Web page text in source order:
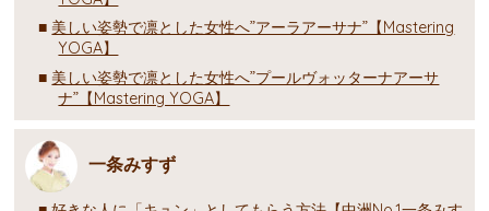
美しい姿勢で凛とした女性へ”アーラアーサナ”【Mastering
YOGA】
美しい姿勢で凛とした女性へ”プールヴォッターナアーサ
ナ”【Mastering YOGA】
一条みすず